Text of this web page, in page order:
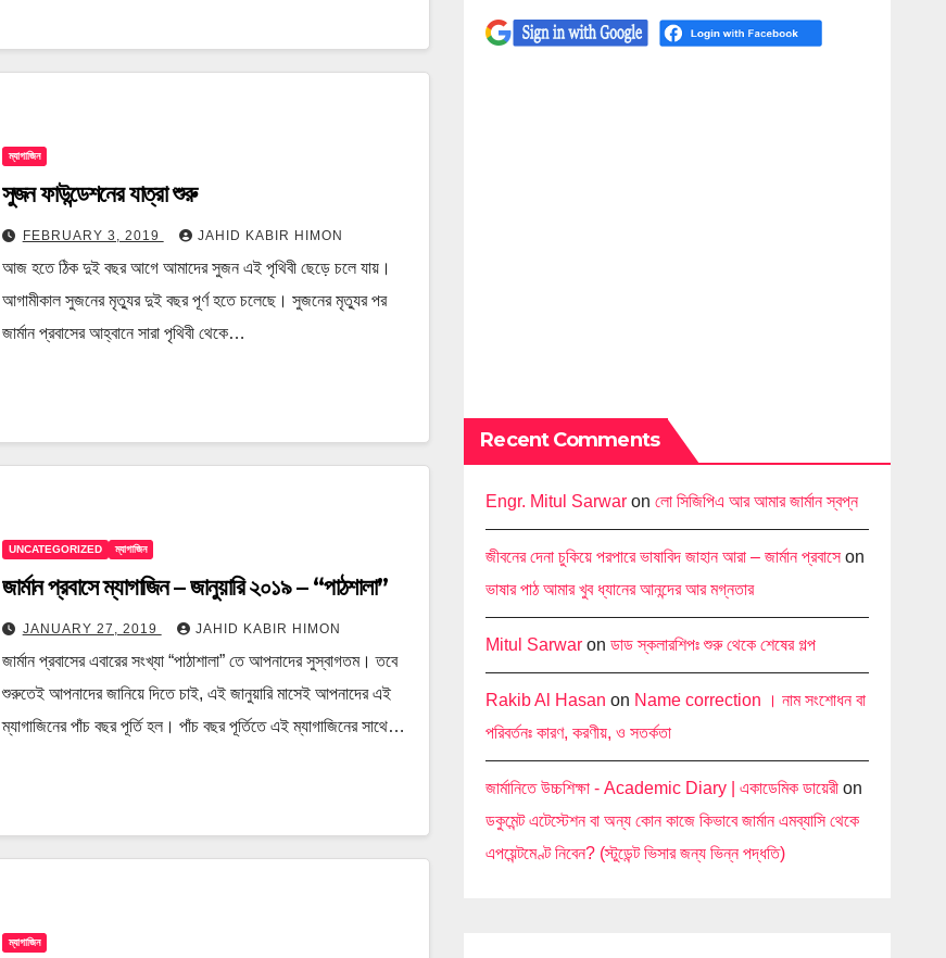
ম্যাগাজিন
সুজন ফাউন্ডেশনের যাত্রা শুরু
FEBRUARY 3, 2019 JAHID KABIR HIMON
আজ হতে ঠিক দুই বছর আগে আমাদের সুজন এই পৃথিবী ছেড়ে চলে যায়।
আগামীকাল সুজনের মৃত্যুর দুই বছর পূর্ণ হতে চলেছে। সুজনের মৃত্যুর পর
জার্মান প্রবাসের আহ্বানে সারা পৃথিবী থেকে…
UNCATEGORIZED ম্যাগাজিন
জার্মান প্রবাসে ম্যাগাজিন – জানুয়ারি ২০১৯ – “পাঠশালা”
JANUARY 27, 2019 JAHID KABIR HIMON
জার্মান প্রবাসের এবারের সংখ্যা “পাঠাশালা” তে আপনাদের সুস্বাগতম। তবে
শুরুতেই আপনাদের জানিয়ে দিতে চাই, এই জানুয়ারি মাসেই আপনাদের এই
ম্যাগাজিনের পাঁচ বছর পূর্তি হল। পাঁচ বছর পূর্তিতে এই ম্যাগাজিনের সাথে…
ম্যাগাজিন
Recent Comments
Engr. Mitul Sarwar onলো সিজিপিএ আর আমার জার্মান স্বপ্ন
জীবনের দেনা চুকিয়ে পরপারে ভাষাবিদ জাহান আরা – জার্মান প্রবাসেon
ভাষার পাঠ আমার খুব ধ্যানের আনন্দের আর মগ্নতার
Mitul Sarwar onডাড স্কলারশিপঃ শুরু থেকে শেষের গল্প
Rakib Al Hasan on Name correction । নাম সংশোধন বা
পরিবর্তনঃ কারণ, করণীয়, ও সতর্কতা
জার্মানিতে উচ্চশিক্ষা - Academic Diary | একাডেমিক ডায়েরী on
ডকুমেন্ট এটেস্টেশন বা অন্য কোন কাজে কিভাবে জার্মান এমব্যাসি থেকে
এপয়েন্টমেণ্ট নিবেন? (স্টুডেন্ট ভিসার জন্য ভিন্ন পদ্ধতি)